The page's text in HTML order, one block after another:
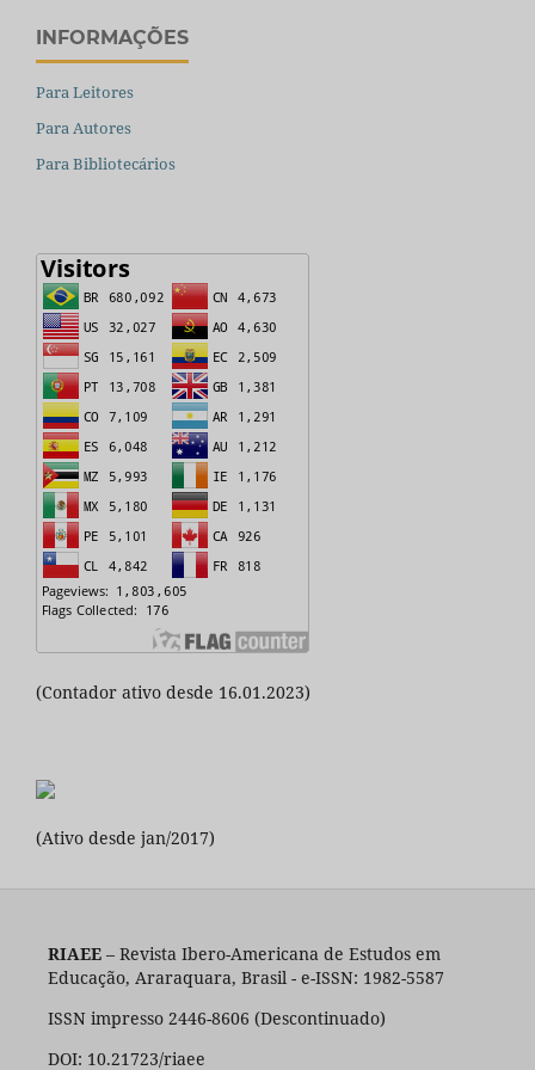
INFORMAÇÕES
Para Leitores
Para Autores
Para Bibliotecários
(Contador ativo desde 16.01.2023)
(Ativo desde jan/2017)
RIAEE– Revista Ibero-Americana de Estudos em
Educação, Araraquara, Brasil - e-ISSN: 1982-5587
ISSN impresso 2446-8606 (Descontinuado)
DOI: 10.21723/riaee